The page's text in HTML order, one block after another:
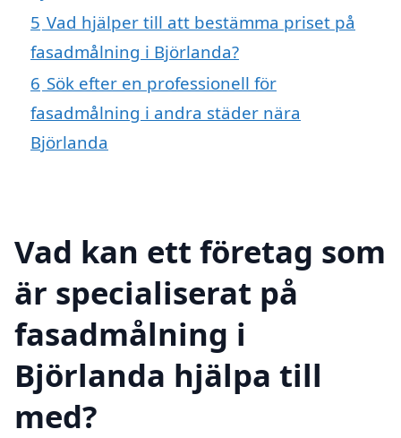
5 Vad hjälper till att bestämma priset på
fasadmålning i Björlanda?
6 Sök efter en professionell för
fasadmålning i andra städer nära
Björlanda
Vad kan ett företag som
är specialiserat på
fasadmålning i
Björlanda hjälpa till
med?